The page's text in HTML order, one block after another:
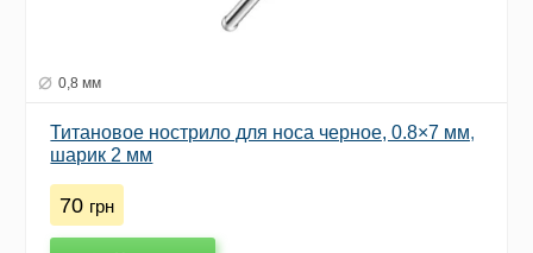
0,8 мм
Титановое нострило для носа черное, 0.8×7 мм,
шарик 2 мм
70 грн